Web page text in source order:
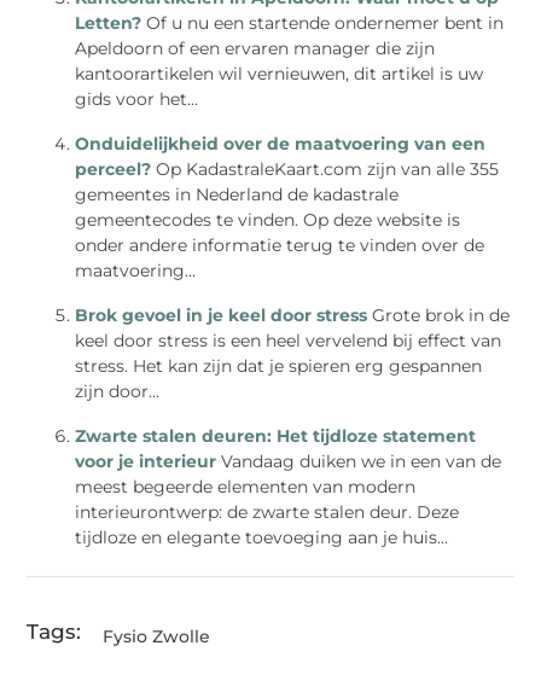
Letten? Of u nu een startende ondernemer bent in
Apeldoorn of een ervaren manager die zijn
kantoorartikelen wil vernieuwen, dit artikel is uw
gids voor het...
Onduidelijkheid over de maatvoering van een
perceel? Op KadastraleKaart.com zijn van alle 355
gemeentes in Nederland de kadastrale
gemeentecodes te vinden. Op deze website is
onder andere informatie terug te vinden over de
maatvoering...
Brok gevoel in je keel door stress Grote brok in de
keel door stress is een heel vervelend bij effect van
stress. Het kan zijn dat je spieren erg gespannen
zijn door...
Zwarte stalen deuren: Het tijdloze statement
voor je interieur Vandaag duiken we in een van de
meest begeerde elementen van modern
interieurontwerp: de zwarte stalen deur. Deze
tijdloze en elegante toevoeging aan je huis...
Tags: Fysio Zwolle